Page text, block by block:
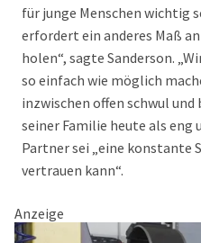
für junge Menschen wichtig
erfordert ein anderes Maß
holen“, sagte Sanderson.
so einfach wie möglich
inzwischen offen schwul
seiner Familie heute als eng
Partner sei „eine konstante
vertrauen kann“.
Anzeige